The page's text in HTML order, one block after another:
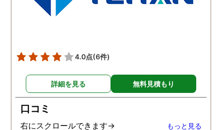
えたとのことでした。あ
4.0点(6件)
詳細を見る 無料見積もり
口コミ
右にスクロールできます→ もっと見る